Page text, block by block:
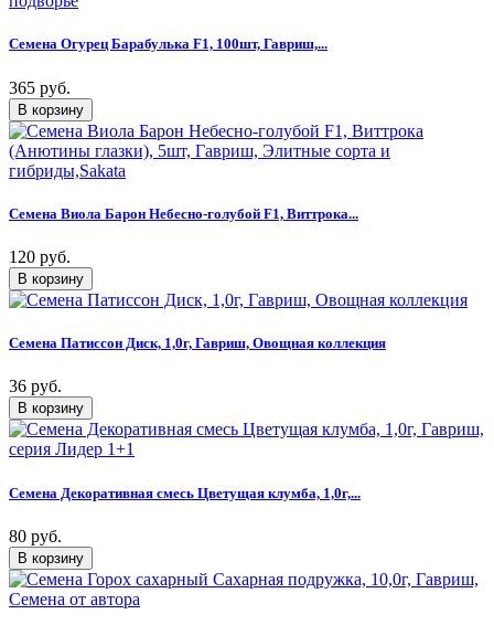
Семена Огурец Барабулька F1, 100шт, Гавриш,...
365 руб.
Семена Виола Барон Небесно-голубой F1, Виттрока...
120 руб.
Семена Патиссон Диск, 1,0г, Гавриш, Овощная коллекция
36 руб.
Семена Декоративная смесь Цветущая клумба, 1,0г,...
80 руб.